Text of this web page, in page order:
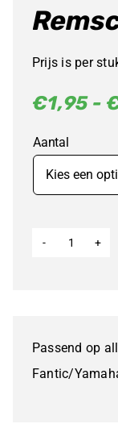
Prijs is per
€1,95 -
Aantal
Passend op
Fantic/